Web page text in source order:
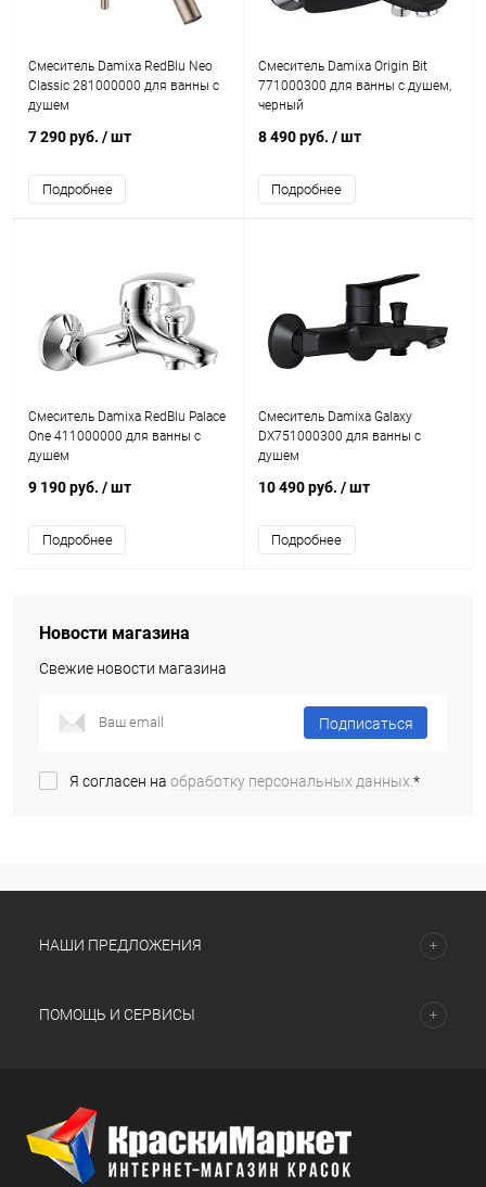
Смеситель Damixa RedBlu Neo
Classic 281000000 для ванны с
душем
7 290 руб. / шт
Подробнее
Смеситель Damixa Origin Bit
771000300 для ванны с душем,
черный
8 490 руб. / шт
Подробнее
Смеситель Damixa RedBlu Palace
One 411000000 для ванны с
душем
9 190 руб. / шт
Подробнее
Смеситель Damixa Galaxy
DX751000300 для ванны с
душем
10 490 руб. / шт
Подробнее
Новости магазина
Свежие новости магазина
Подписаться
Я согласен на обработку персональных данных.*
НАШИ ПРЕДЛОЖЕНИЯ
ПОМОЩЬ И СЕРВИСЫ